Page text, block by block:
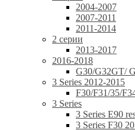
2004-2007
2007-2011
2011-2014
2 серии
2013-2017
2016-2018
G30/G32GT/
3 Series 2012-2015
F30/F31/35/
3 Series
3 Series E90
3 Series F30